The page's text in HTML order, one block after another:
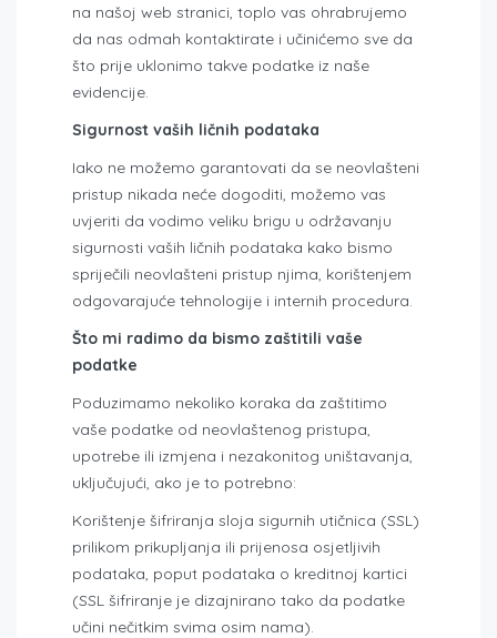
na našoj web stranici, toplo vas ohrabrujemo
da nas odmah kontaktirate i učinićemo sve da
što prije uklonimo takve podatke iz naše
evidencije.
Sigurnost vaših ličnih podataka
Iako ne možemo garantovati da se neovlašteni
pristup nikada neće dogoditi, možemo vas
uvjeriti da vodimo veliku brigu u održavanju
sigurnosti vaših ličnih podataka kako bismo
spriječili neovlašteni pristup njima, korištenjem
odgovarajuće tehnologije i internih procedura.
Što mi radimo da bismo zaštitili vaše
podatke
Poduzimamo nekoliko koraka da zaštitimo
vaše podatke od neovlaštenog pristupa,
upotrebe ili izmjena i nezakonitog uništavanja,
uključujući, ako je to potrebno:
Korištenje šifriranja sloja sigurnih utičnica (SSL)
prilikom prikupljanja ili prijenosa osjetljivih
podataka, poput podataka o kreditnoj kartici
(SSL šifriranje je dizajnirano tako da podatke
učini nečitkim svima osim nama).